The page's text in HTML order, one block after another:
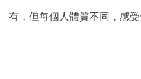
有，但每個人體質不同，感受